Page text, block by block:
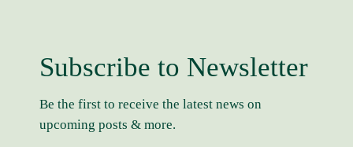
Subscribe to Newsletter
Be the first to receive the latest news on
upcoming posts & more.